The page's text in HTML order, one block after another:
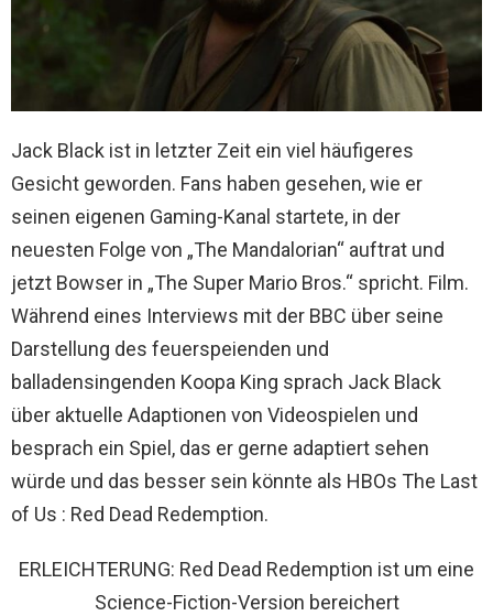
Jack Black ist in letzter Zeit ein viel häufigeres
Gesicht geworden. Fans haben gesehen, wie er
seinen eigenen Gaming-Kanal startete, in der
neuesten Folge von „The Mandalorian“ auftrat und
jetzt Bowser in „The Super Mario Bros.“ spricht. Film.
Während eines Interviews mit der BBC über seine
Darstellung des feuerspeienden und
balladensingenden Koopa King sprach Jack Black
über aktuelle Adaptionen von Videospielen und
besprach ein Spiel, das er gerne adaptiert sehen
würde und das besser sein könnte als HBOs The Last
of Us : Red Dead Redemption.
ERLEICHTERUNG: Red Dead Redemption ist um eine
Science-Fiction-Version bereichert